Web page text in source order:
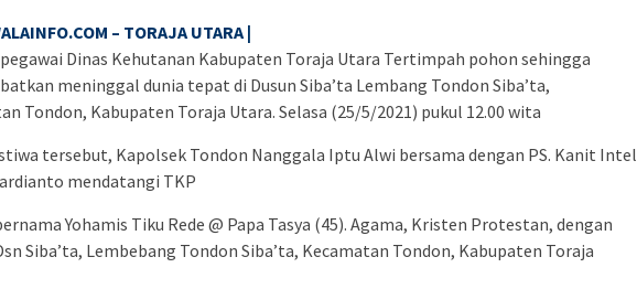
– TORAJA UTARA |
Dinas Kehutanan Kabupaten Toraja Utara Tertimpah pohon sehingga
meninggal dunia tepat di Dusun Siba’ta Lembang Tondon Siba’ta,
Tondon, Kabupaten Toraja Utara. Selasa (25/5/2021) pukul 12.00 wita
tersebut, Kapolsek Tondon Nanggala Iptu Alwi bersama dengan PS. Kanit Intel
mendatangi TKP
Yohamis Tiku Rede @ Papa Tasya (45). Agama, Kristen Protestan, dengan
Siba’ta, Lembebang Tondon Siba’ta, Kecamatan Tondon, Kabupaten Toraja